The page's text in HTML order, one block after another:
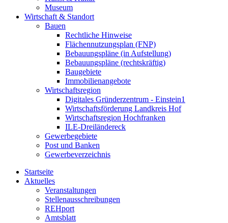
Museum
Wirtschaft & Standort
Bauen
Rechtliche Hinweise
Flächennutzungsplan (FNP)
Bebauungspläne (in Aufstellung)
Bebauungspläne (rechtskräftig)
Baugebiete
Immobilienangebote
Wirtschaftsregion
Digitales Gründerzentrum - Einstein1
Wirtschaftsförderung Landkreis Hof
Wirtschaftsregion Hochfranken
ILE-Dreiländereck
Gewerbegebiete
Post und Banken
Gewerbeverzeichnis
Startseite
Aktuelles
Veranstaltungen
Stellenausschreibungen
REHport
Amtsblatt